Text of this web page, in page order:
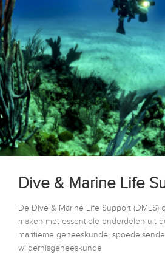
Dive & Marine Life
De Dive & Marine Life Support (DMLS)
maken met essentiële onderdelen uit
maritieme geneeskunde,
wildernisgeneeskunde